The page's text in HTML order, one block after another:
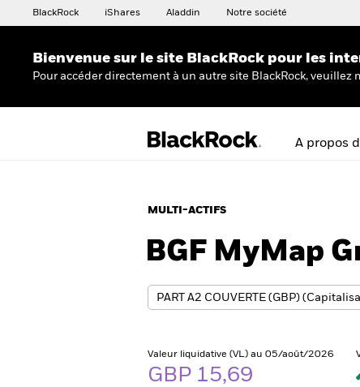
BlackRock iShares Aladdin Notre société
Bienvenue sur le site BlackRock pour les
Pour accéder directement à un autre site BlackRock, veuillez
A propos
MULTI-ACTIFS
BGF MyMap
Valeur liquidative (VL) au 05/août/2026
GBP 15,69